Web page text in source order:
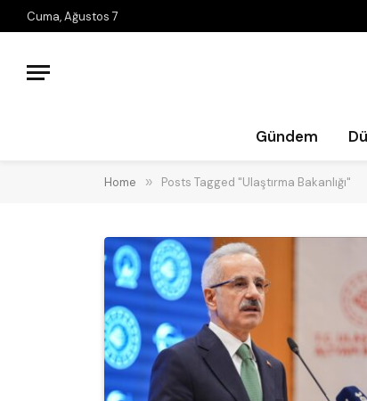
Cuma, Ağustos 7
Gündem
Home » Posts Tagged "Ulaştırma Bakanlığı"